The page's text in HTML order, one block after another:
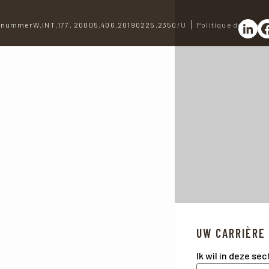
UW
Ik wil in deze
20005.406.20190225,2350/U Politique de